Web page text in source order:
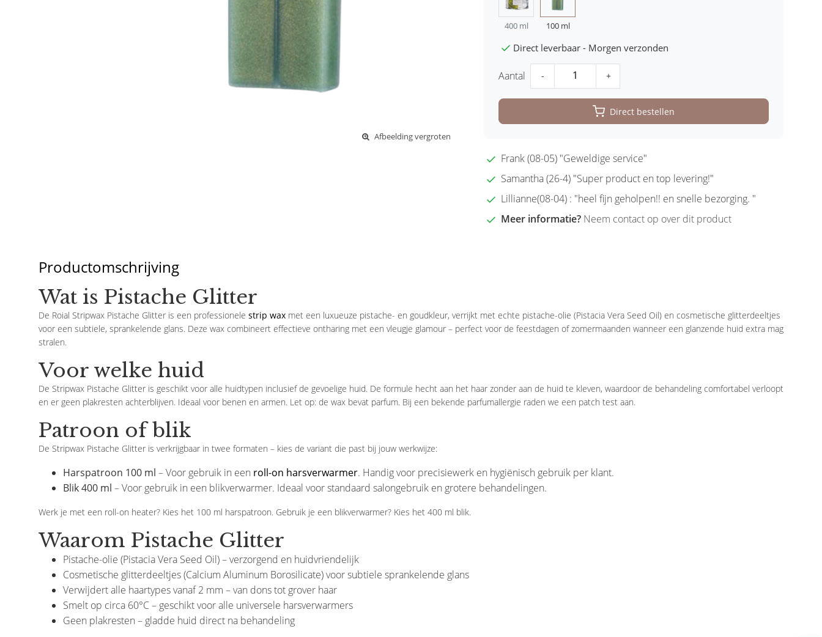
Afbeelding vergroten
400 ml 100 ml
Direct leverbaar - Morgen verzonden
Aantal - +
Direct bestellen
Frank (08-05) "Geweldige service"
Samantha (26-4) "Super product en top levering!"
Lillianne(08-04) : "heel fijn geholpen!! en snelle bezorging. "
Meer informatie? Neem contact op over dit product
Productomschrijving
Wat is Pistache Glitter
De Roial Stripwax Pistache Glitter is een professionele strip wax met een luxueuze pistache- en goudkleur, verrijkt met echte pistache-olie (Pistacia Vera Seed Oil) en cosmetische glitterdeeltjes
voor een subtiele, sprankelende glans. Deze wax combineert effectieve ontharing met een vleugje glamour – perfect voor de feestdagen of zomermaanden wanneer een glanzende huid extra mag
stralen.
Voor welke huid
De Stripwax Pistache Glitter is geschikt voor alle huidtypen inclusief de gevoelige huid. De formule hecht aan het haar zonder aan de huid te kleven, waardoor de behandeling comfortabel verloopt
en er geen plakresten achterblijven. Ideaal voor benen en armen. Let op: de wax bevat parfum. Bij een bekende parfumallergie raden we een patch test aan.
Patroon of blik
De Stripwax Pistache Glitter is verkrijgbaar in twee formaten – kies de variant die past bij jouw werkwijze:
Harspatroon 100 ml – Voor gebruik in een roll-on harsverwarmer. Handig voor precisiewerk en hygiënisch gebruik per klant.
Blik 400 ml – Voor gebruik in een blikverwarmer. Ideaal voor standaard salongebruik en grotere behandelingen.
Werk je met een roll-on heater? Kies het 100 ml harspatroon. Gebruik je een blikverwarmer? Kies het 400 ml blik.
Waarom Pistache Glitter
Pistache-olie (Pistacia Vera Seed Oil) – verzorgend en huidvriendelijk
Cosmetische glitterdeeltjes (Calcium Aluminum Borosilicate) voor subtiele sprankelende glans
Verwijdert alle haartypes vanaf 2 mm – van dons tot grover haar
Smelt op circa 60°C – geschikt voor alle universele harsverwarmers
Geen plakresten – gladde huid direct na behandeling